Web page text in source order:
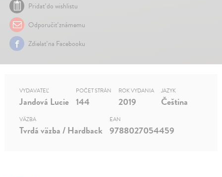
Pridať do wishlistu
Odporučiť známemu
Zdielať na Facebooku
VYDAVATEĽ
Jandová Lucie
POČET STRÁN
144
ROK VYDANIA
2019
JAZYK
Čeština
VÄZBA
Tvrdá väzba / Hardback
EAN
9788027054459